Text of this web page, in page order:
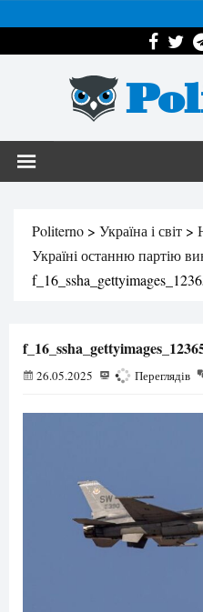
Politerno > Україна і світ >
Україні останню партію
26.05.2025 180 Переглядів